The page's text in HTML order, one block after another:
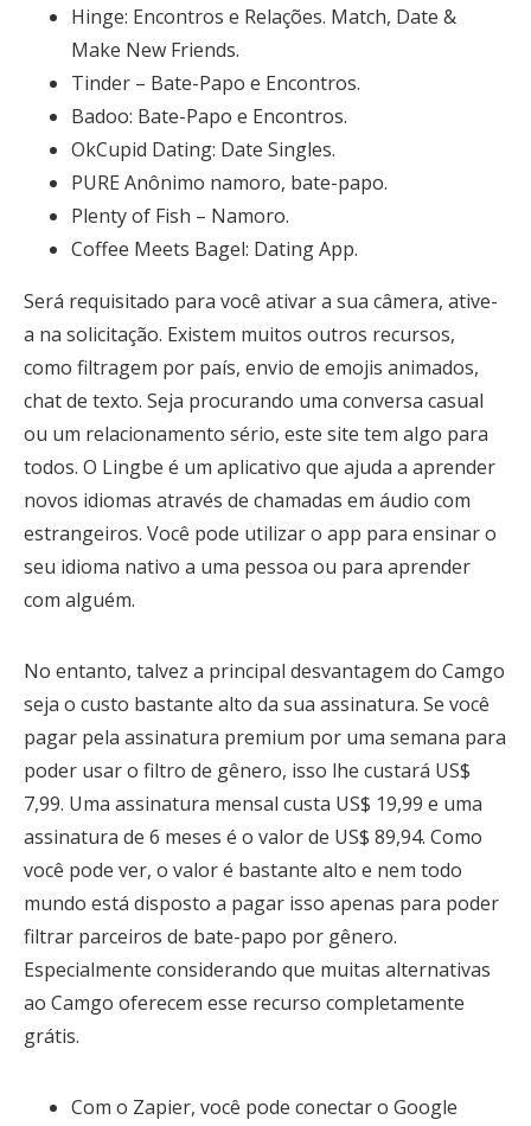
Hinge: Encontros e Relações. Match, Date &
Make New Friends.
Tinder – Bate-Papo e Encontros.
Badoo: Bate-Papo e Encontros.
OkCupid Dating: Date Singles.
PURE Anônimo namoro, bate-papo.
Plenty of Fish – Namoro.
Coffee Meets Bagel: Dating App.
Será requisitado para você ativar a sua câmera, ative-
a na solicitação. Existem muitos outros recursos,
como filtragem por país, envio de emojis animados,
chat de texto. Seja procurando uma conversa casual
ou um relacionamento sério, este site tem algo para
todos. O Lingbe é um aplicativo que ajuda a aprender
novos idiomas através de chamadas em áudio com
estrangeiros. Você pode utilizar o app para ensinar o
seu idioma nativo a uma pessoa ou para aprender
com alguém.
No entanto, talvez a principal desvantagem do Camgo
seja o custo bastante alto da sua assinatura. Se você
pagar pela assinatura premium por uma semana para
poder usar o filtro de gênero, isso lhe custará US$
7,99. Uma assinatura mensal custa US$ 19,99 e uma
assinatura de 6 meses é o valor de US$ 89,94. Como
você pode ver, o valor é bastante alto e nem todo
mundo está disposto a pagar isso apenas para poder
filtrar parceiros de bate-papo por gênero.
Especialmente considerando que muitas alternativas
ao Camgo oferecem esse recurso completamente
grátis.
Com o Zapier, você pode conectar o Google